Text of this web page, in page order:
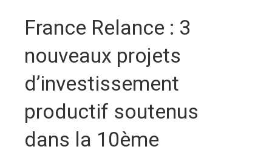
France Relance : 3
nouveaux projets
d’investissement
productif soutenus
dans la 10ème